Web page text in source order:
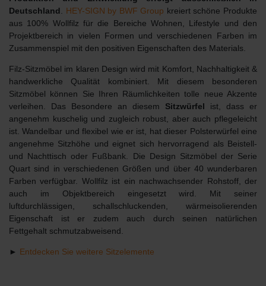
Deutschland
HEY-SIGN by BWF Group kreiert schöne Produkte
aus 100% Wollfilz für die Bereiche Wohnen, Lifestyle und den
Projektbereich in vielen Formen und verschiedenen Farben im
Zusammenspiel mit den positiven Eigenschaften des Materials.
Filz-Sitzmöbel im klaren Design wird mit Komfort, Nachhaltigkeit &
handwerkliche Qualität kombiniert. Mit diesem besonderen
Sitzmöbel können Sie Ihren Räumlichkeiten tolle neue Akzente
verleihen. Das Besondere an diesem Sitzwürfel ist, dass er
angenehm kuschelig und zugleich robust, aber auch pflegeleicht
ist. Wandelbar und flexibel wie er ist, hat dieser Polsterwürfel eine
angenehme Sitzhöhe und eignet sich hervorragend als Beistell-
und Nachttisch oder Fußbank. Die Design Sitzmöbel der Serie
Quart sind in verschiedenen Größen und über 40 wunderbaren
Farben verfügbar. Wollfilz ist ein nachwachsender Rohstoff, der
auch im Objektbereich eingesetzt wird. Mit seiner
luftdurchlässigen, schallschluckenden, wärmeisolierenden
Eigenschaft ist er zudem auch durch seinen natürlichen
Fettgehalt schmutzabweisend.
► Entdecken Sie weitere Sitzelemente